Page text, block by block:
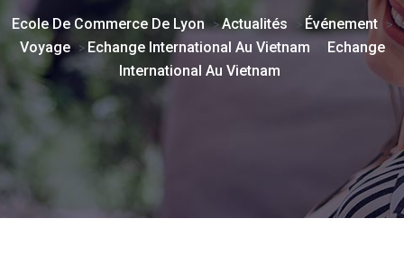
Ecole De Commerce De Lyon >Actualités > Événement >
Voyage > Echange International Au Vietnam
Echange
International Au Vietnam